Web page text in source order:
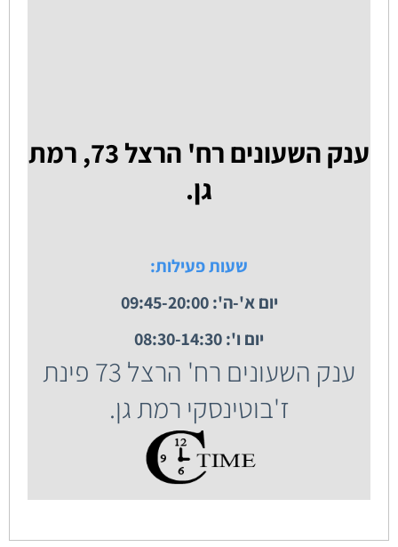
ענק השעונים רח' הרצל 73, רמת
גן.
שעות פעילות:
יום א'-ה': 09:45-20:00
יום ו': 08:30-14:30
ענק השעונים רח' הרצל 73 פינת
ז'בוטינסקי רמת גן.